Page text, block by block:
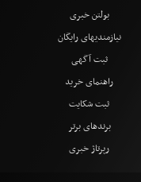
بولتن خبری
نیازمندیهای رایگان
ثبت آگهی
راهنمای خرید
ثبت شکایت
برندهای برتر
رپرتاژ خبری